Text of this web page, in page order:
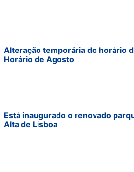
Alteração temporária do horário
Horário de Agosto
Está inaugurado o renovado
Alta de Lisboa